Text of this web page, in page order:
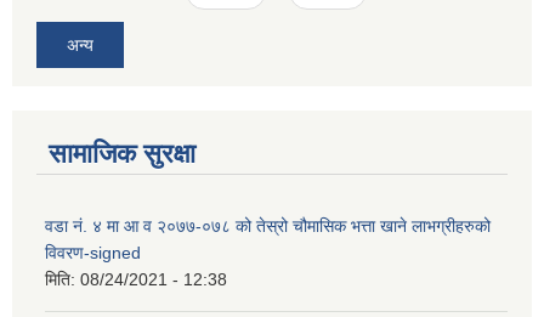
अन्य
सामाजिक सुरक्षा
वडा न‌ं. ४ मा आ व २०७७-०७८ को तेस्रो चौमासिक भत्ता खाने लाभग्रीहरुको
विवरण-signed
मिति: 08/24/2021 - 12:38